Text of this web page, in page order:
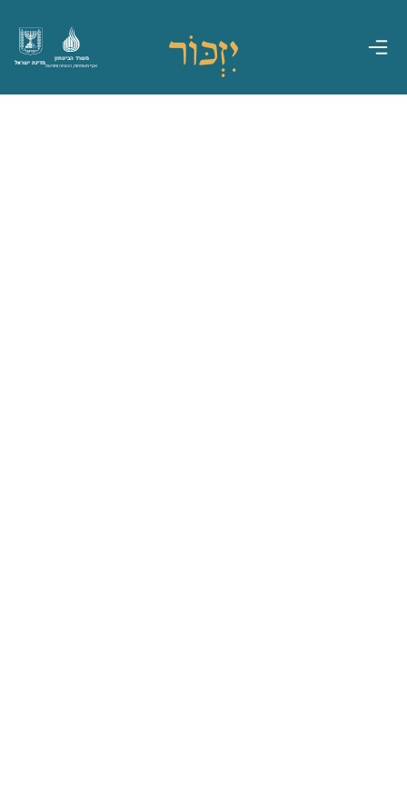
מדינת ישראל
משרד הביטחון
אגף משפחות, הנצחה ומורשת